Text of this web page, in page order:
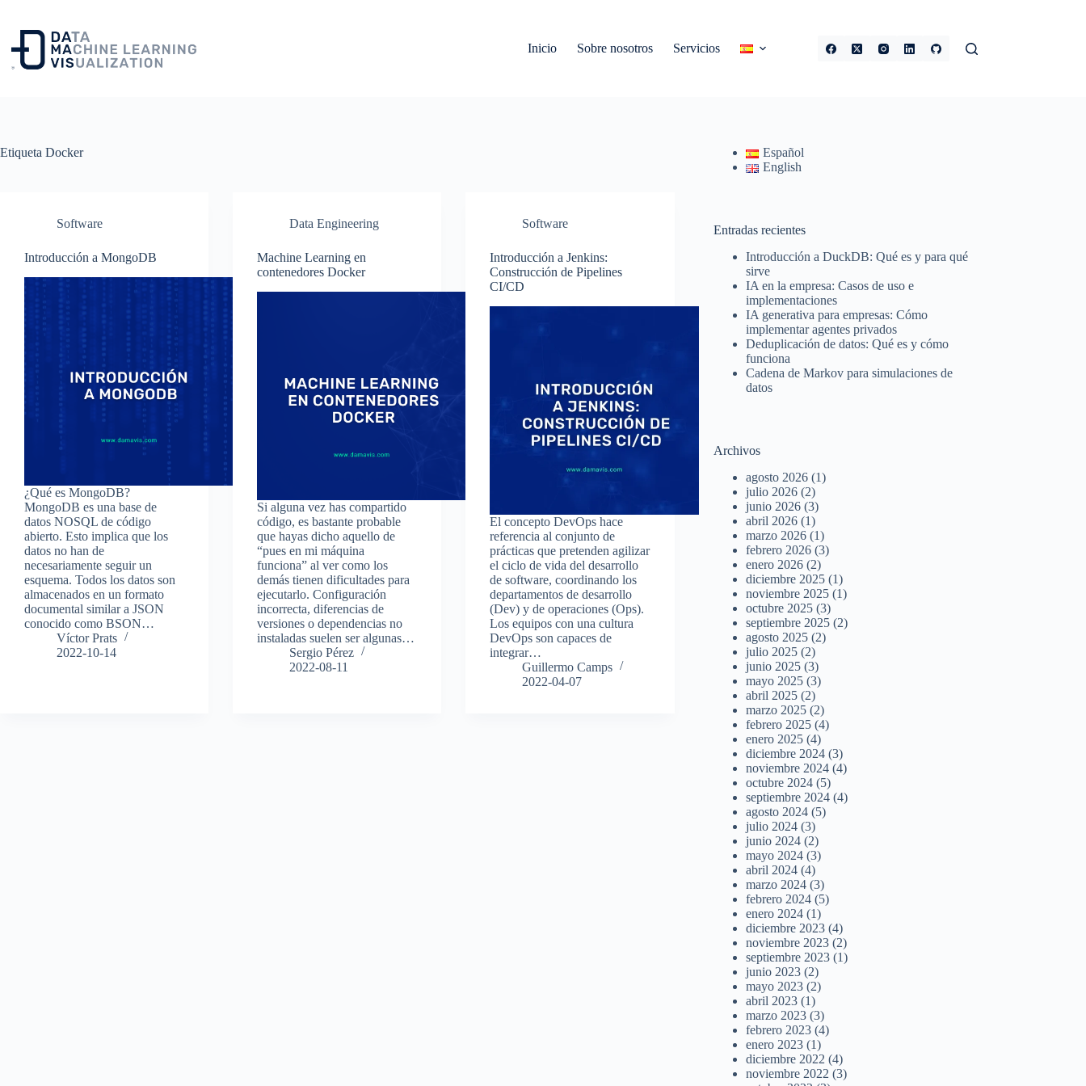
contenido
Inicio
Sobre nosotros Servicios
Etiqueta Docker
Software
Introducción a MongoDB
¿Qué es MongoDB?
MongoDB es una base de
datos NOSQL de código
abierto. Esto implica que los
datos no han de
necesariamente seguir un
esquema. Todos los datos son
almacenados en un formato
documental similar a JSON
conocido como BSON…
Víctor Prats
2022-10-14
Data Engineering
Machine Learning en
contenedores Docker
Si alguna vez has compartido
código, es bastante probable
que hayas dicho aquello de
“pues en mi máquina
funciona” al ver como los
demás tienen dificultades para
ejecutarlo. Configuración
incorrecta, diferencias de
versiones o dependencias no
instaladas suelen ser algunas…
Sergio Pérez
2022-08-11
Software
Introducción a Jenkins:
Construcción de Pipelines
CI/CD
El concepto DevOps hace
referencia al conjunto de
prácticas que pretenden agilizar
el ciclo de vida del desarrollo
de software, coordinando los
departamentos de desarrollo
(Dev) y de operaciones (Ops).
Los equipos con una cultura
DevOps son capaces de
integrar…
Guillermo Camps
2022-04-07
Español
English
Entradas recientes
Introducción a DuckDB: Qué es y para qué
sirve
IA en la empresa: Casos de uso e
implementaciones
IA generativa para empresas: Cómo
implementar agentes privados
Deduplicación de datos: Qué es y cómo
funciona
Cadena de Markov para simulaciones de
datos
Archivos
agosto 2026 (1)
julio 2026 (2)
junio 2026 (3)
abril 2026 (1)
marzo 2026 (1)
febrero 2026 (3)
enero 2026 (2)
diciembre 2025 (1)
noviembre 2025 (1)
octubre 2025 (3)
septiembre 2025 (2)
agosto 2025 (2)
julio 2025 (2)
junio 2025 (3)
mayo 2025 (3)
abril 2025 (2)
marzo 2025 (2)
febrero 2025 (4)
enero 2025 (4)
diciembre 2024 (3)
noviembre 2024 (4)
octubre 2024 (5)
septiembre 2024 (4)
agosto 2024 (5)
julio 2024 (3)
junio 2024 (2)
mayo 2024 (3)
abril 2024 (4)
marzo 2024 (3)
febrero 2024 (5)
enero 2024 (1)
diciembre 2023 (4)
noviembre 2023 (2)
septiembre 2023 (1)
junio 2023 (2)
mayo 2023 (2)
abril 2023 (1)
marzo 2023 (3)
febrero 2023 (4)
enero 2023 (1)
diciembre 2022 (4)
noviembre 2022 (3)